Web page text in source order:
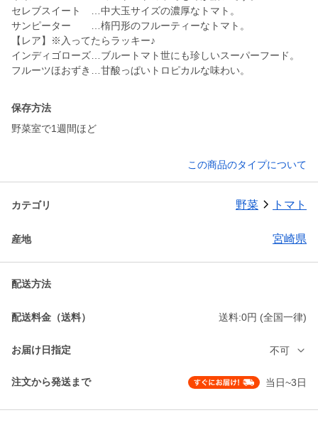
セレブスイート …中大玉サイズの濃厚なトマト。
サンピーター …楕円形のフルーティーなトマト。
【レア】※入ってたらラッキー♪
インディゴローズ…ブルートマト世にも珍しいスーパーフード。
フルーツほおずき…甘酸っぱいトロピカルな味わい。
保存方法
野菜室で1週間ほど
この商品のタイプについて
カテゴリ 野菜 トマト
産地 宮崎県
配送方法
配送料金（送料） 送料:0円 (全国一律)
お届け日指定 不可
注文から発送まで 当日~3日